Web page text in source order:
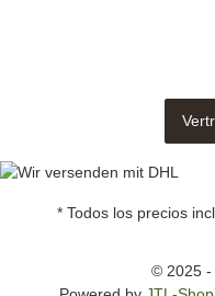
* Todos los precios
© 2025 -